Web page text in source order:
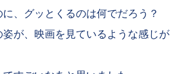
、グッとくるのは何でだろう？
が、映画を見ているような感じが